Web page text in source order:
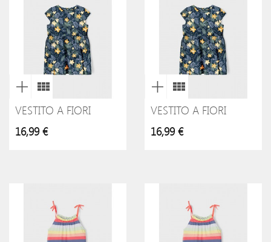
VESTITO A FIORI
16,99 €
VESTITO A FIORI
16,99 €